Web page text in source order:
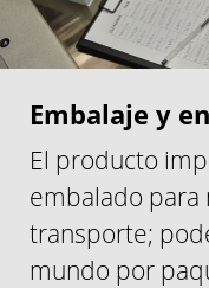
Embalaje y
El producto
embalado para
transporte;
mundo por